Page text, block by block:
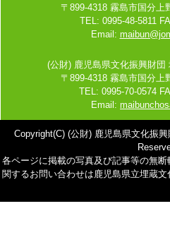
〒899-4318 霧島市国分上
TEL: 0995-48-5811
Email:
(公財) 鹿児島県文化振興財団
〒899-4318 霧島市国分上
TEL: 0995-70-0574
Email:
Copyright(C) (公財) 鹿児島県文化振
各ページに掲載の写真及び記事等の無
関するお問い合わせは鹿児島県立埋蔵文